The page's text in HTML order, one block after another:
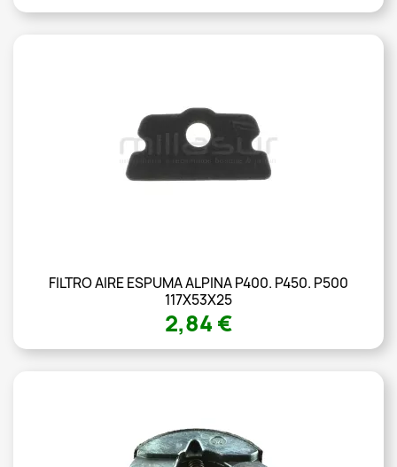
FILTRO AIRE ESPUMA ALPINA P400. P450. P500
117X53X25
2,84 €